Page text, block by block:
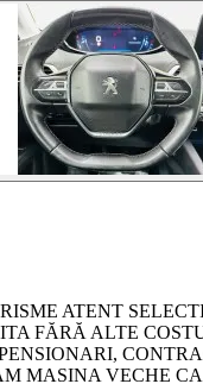
ATENT
ALTE
MASINA VECHE